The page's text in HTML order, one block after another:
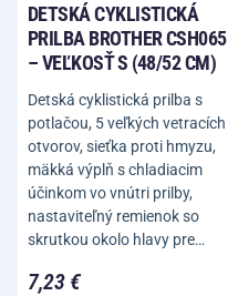
DETSKÁ CYKLISTICKÁ
PRILBA BROTHER CSH065
– VEĽKOSŤ S (48/52 CM)
Detská cyklistická prilba s
potlačou, 5 veľkých vetracích
otvorov, sieťka proti hmyzu,
mäkká výplň s chladiacim
účinkom vo vnútri prilby,
nastaviteľný remienok so
skrutkou okolo hlavy pre…
7,23 €